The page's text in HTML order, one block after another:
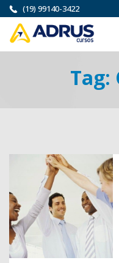
(19) 99140-3422
Tag: